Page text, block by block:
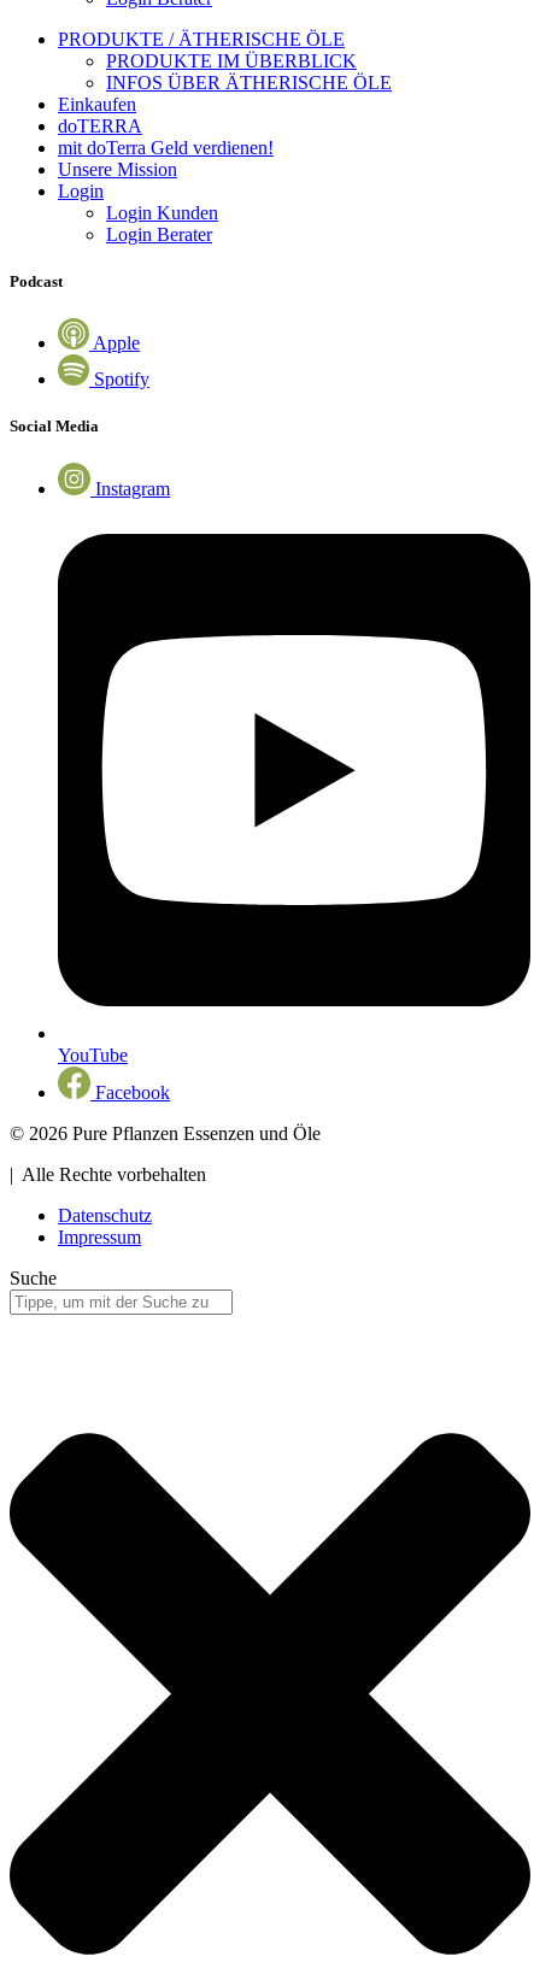
PRODUKTE / ÄTHERISCHE ÖLE
PRODUKTE IM ÜBERBLICK
INFOS ÜBER ÄTHERISCHE ÖLE
Einkaufen
doTERRA
mit doTerra Geld verdienen!
Unsere Mission
Login
Login Kunden
Login Berater
Podcast
Apple
Spotify
Social Media
Instagram
YouTube
Facebook
© 2026 Pure Pflanzen Essenzen und Öle
| Alle Rechte vorbehalten
Datenschutz
Impressum
Suche